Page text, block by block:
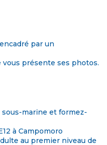
par un
présente ses photos.
marine et formez-
à Campomoro
au premier niveau de